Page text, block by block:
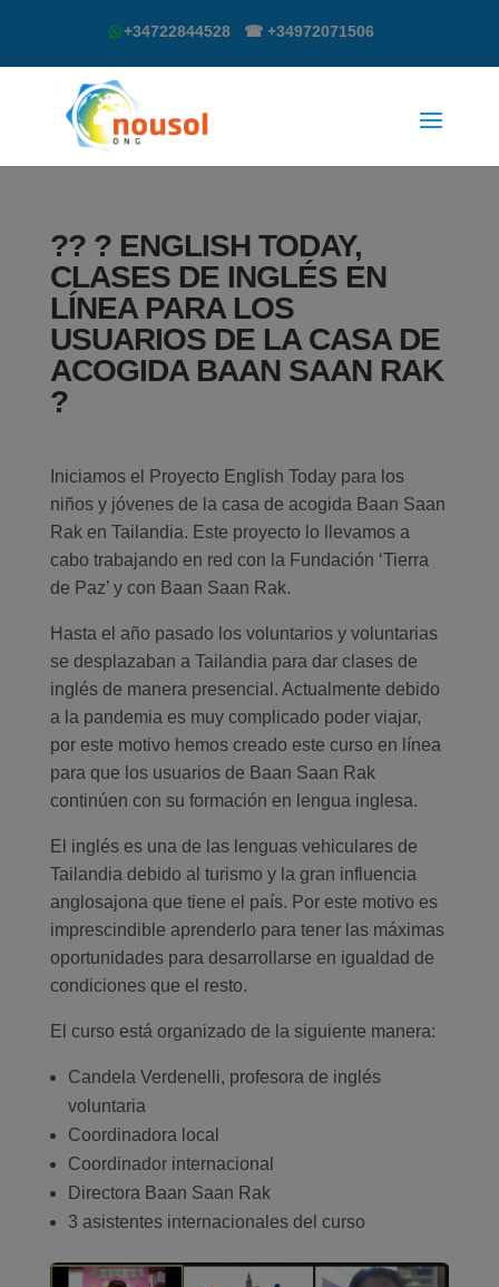
+34722844528 ☎ +34972071506
?? ? ENGLISH TODAY,
CLASES DE INGLÉS EN
LÍNEA PARA LOS
USUARIOS DE LA CASA DE
ACOGIDA BAAN SAAN RAK
?
Iniciamos el Proyecto English Today para los
niños y jóvenes de la casa de acogida Baan Saan
Rak en Tailandia. Este proyecto lo llevamos a
cabo trabajando en red con la Fundación ‘Tierra
de Paz’ y con Baan Saan Rak.
Hasta el año pasado los voluntarios y voluntarias
se desplazaban a Tailandia para dar clases de
inglés de manera presencial. Actualmente debido
a la pandemia es muy complicado poder viajar,
por este motivo hemos creado este curso en línea
para que los usuarios de Baan Saan Rak
continúen con su formación en lengua inglesa.
El inglés es una de las lenguas vehiculares de
Tailandia debido al turismo y la gran influencia
anglosajona que tiene el país. Por este motivo es
imprescindible aprenderlo para tener las máximas
oportunidades para desarrollarse en igualdad de
condiciones que el resto.
El curso está organizado de la siguiente manera:
Candela Verdenelli, profesora de inglés
voluntaria
Coordinadora local
Coordinador internacional
Directora Baan Saan Rak
3 asistentes internacionales del curso